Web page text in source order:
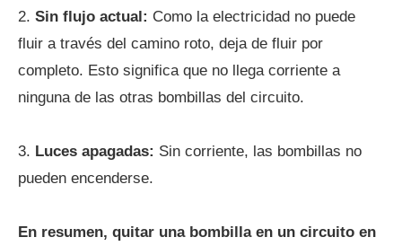
2. Sin flujo actual: Como la electricidad no puede
fluir a través del camino roto, deja de fluir por
completo. Esto significa que no llega corriente a
ninguna de las otras bombillas del circuito.
3. Luces apagadas: Sin corriente, las bombillas no
pueden encenderse.
En resumen, quitar una bombilla en un circuito en